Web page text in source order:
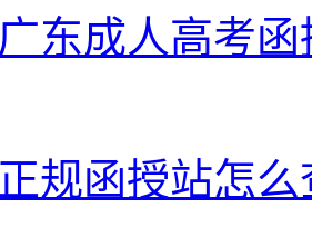
广东成人高考
正规函授站怎